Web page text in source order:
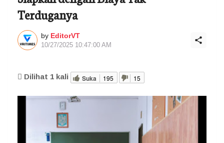
Terduganya
by EditorVT
10/27/2025 10:47:00 AM
Dilihat 1 kali Suka 195 15